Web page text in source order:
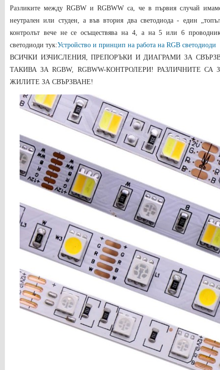
Разликите между RGBW и RGBWW са, че в първия случай
неутрален или студен, а във втория два светодиода - един
контролът вече не се осъществява на 4, а на 5 или 6
светодиоди тук:Устройство и принцип на работа на RGB светодиоди
ВСИЧКИ ИЗЧИСЛЕНИЯ, ПРЕПОРЪКИ И ДИАГРАМИ ЗА
ТАКИВА ЗА RGBW, RGBWW-КОНТРОЛЕРИ! РАЗЛИЧНИТЕ
ЖИЛИТЕ ЗА СВЪРЗВАНЕ!